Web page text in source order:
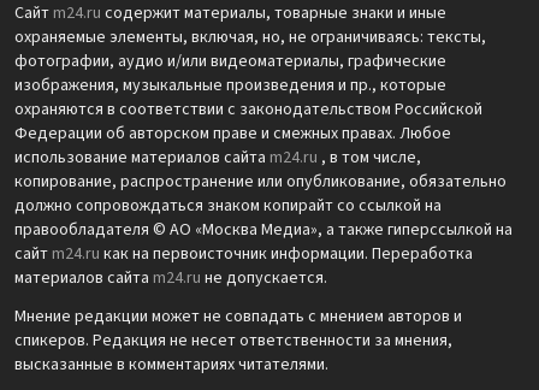
Сайт m24.ru содержит материалы, товарные знаки и иные
охраняемые элементы, включая, но, не ограничиваясь: тексты,
фотографии, аудио и/или видеоматериалы, графические
изображения, музыкальные произведения и пр., которые
охраняются в соответствии с законодательством Российской
Федерации об авторском праве и смежных правах. Любое
использование материалов сайта m24.ru , в том числе,
копирование, распространение или опубликование, обязательно
должно сопровождаться знаком копирайт со ссылкой на
правообладателя © АО «Москва Медиа», а также гиперссылкой на
сайт m24.ru как на первоисточник информации. Переработка
материалов сайта m24.ru не допускается.
Мнение редакции может не совпадать с мнением авторов и
спикеров. Редакция не несет ответственности за мнения,
высказанные в комментариях читателями.